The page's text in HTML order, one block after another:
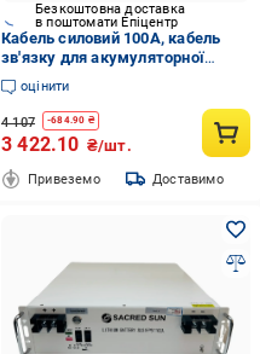
Безкоштовна доставка
в поштомати Епіцентр
Кабель силовий 100А, кабель
зв'язку для акумуляторної
батареї Atrix-5 (1365484-1C)
оцінити
4 107 -684.90 ₴
3 422.10 ₴/шт.
Привеземо Доставимо